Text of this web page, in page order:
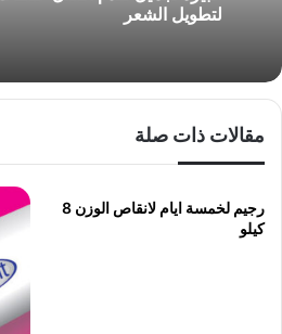
لتطويل الشعر
مقالات ذات صلة
رجيم لخمسة ايام لانقاص الوزن 8
كيلو